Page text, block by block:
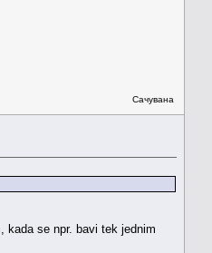
Сачувана
kada se npr. bavi tek jednim